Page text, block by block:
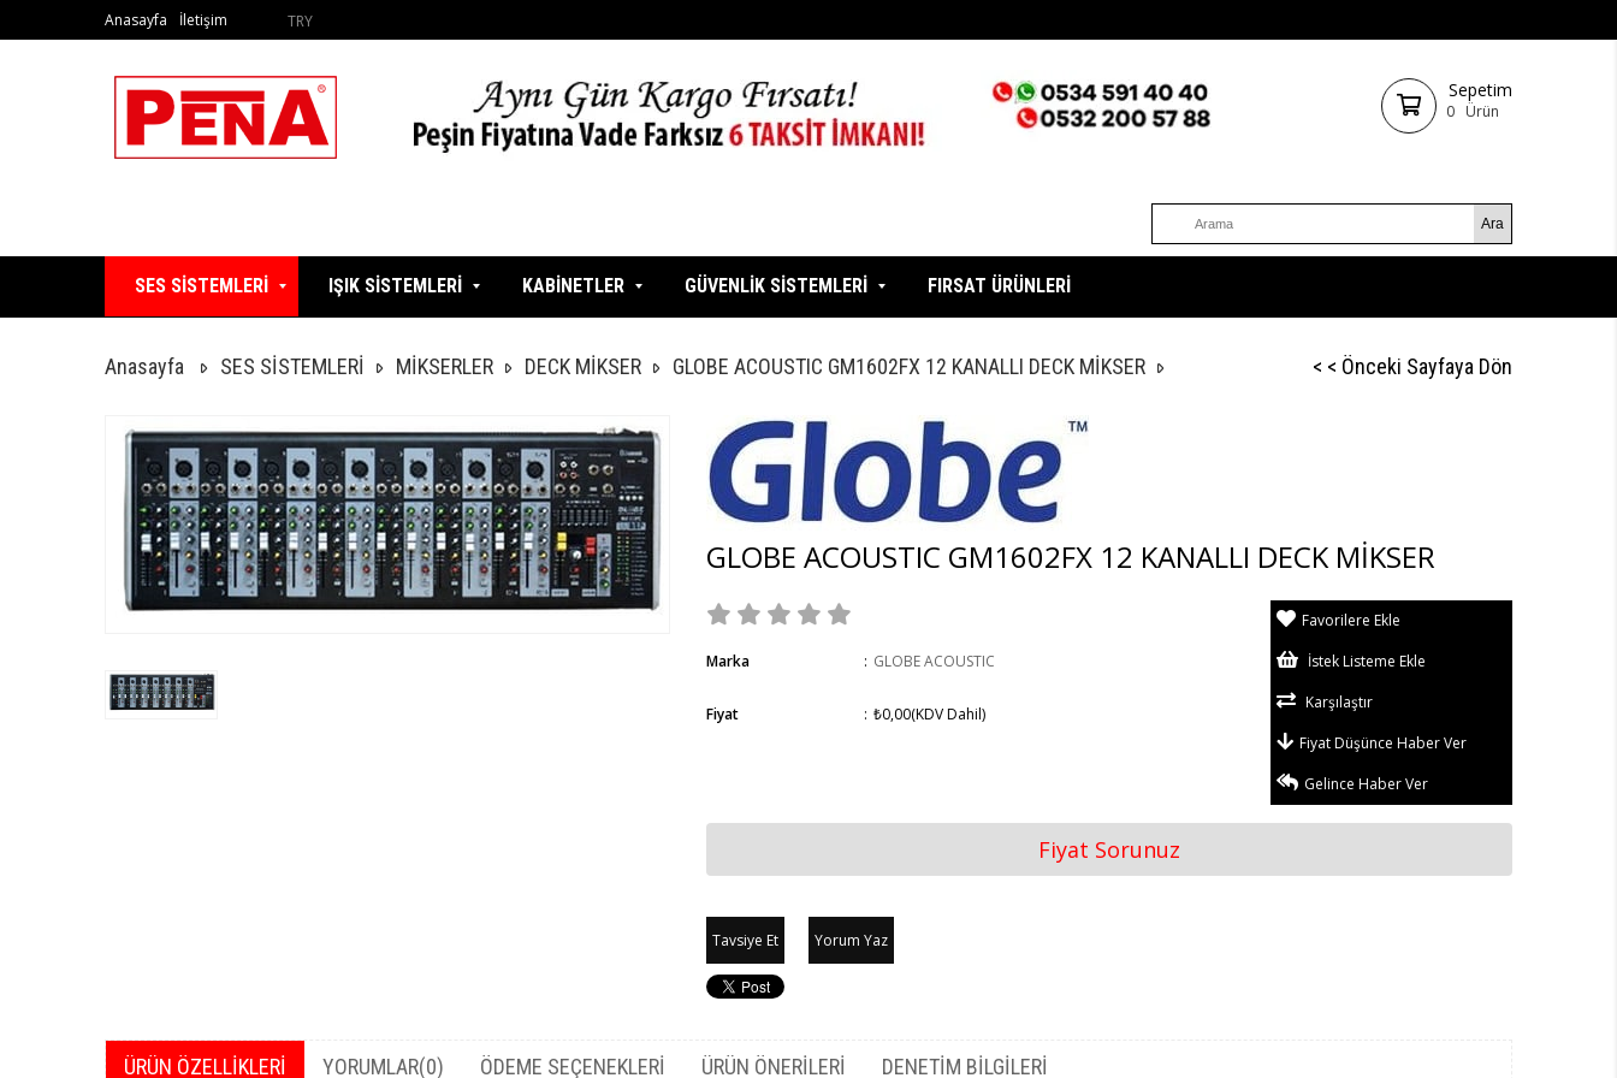
TRY
Anasayfa İletişim
Sepetim
0 Ürün
SES SİSTEMLERİ IŞIK SİSTEMLERİ KABİNETLER GÜVENLİK SİSTEMLERİ FIRSAT ÜRÜNLERİ
Anasayfa SES SİSTEMLERİ MİKSERLER DECK MİKSER GLOBE ACOUSTIC GM1602FX 12 KANALLI DECK MİKSER < < Önceki Sayfaya Dön
GLOBE ACOUSTIC GM1602FX 12 KANALLI DECK MİKSER
Marka : GLOBE ACOUSTIC
Fiyat : ₺0,00(KDV Dahil)
Favorilere Ekle
İstek Listeme Ekle
Karşılaştır
Fiyat Düşünce Haber Ver
Gelince Haber Ver
Fiyat Sorunuz
Tavsiye Et Yorum Yaz
ÜRÜN ÖZELLIKLERI YORUMLAR(0) ÖDEME SEÇENEKLERI ÜRÜN ÖNERILERI DENETIM BILGILERI